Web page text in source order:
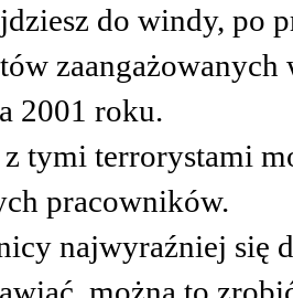
do windy, po
zaangażowanych
2001 roku.
tymi terrorystami
pracowników.
najwyraźniej się
można to